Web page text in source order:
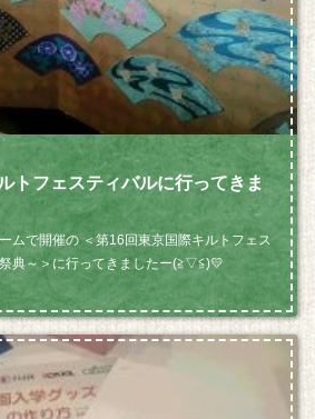
トフェスティバルに行ってきま
ムで開催の ＜第16回東京国際キルトフェス
祭典～＞に行ってきましたー(≧▽≦)💛